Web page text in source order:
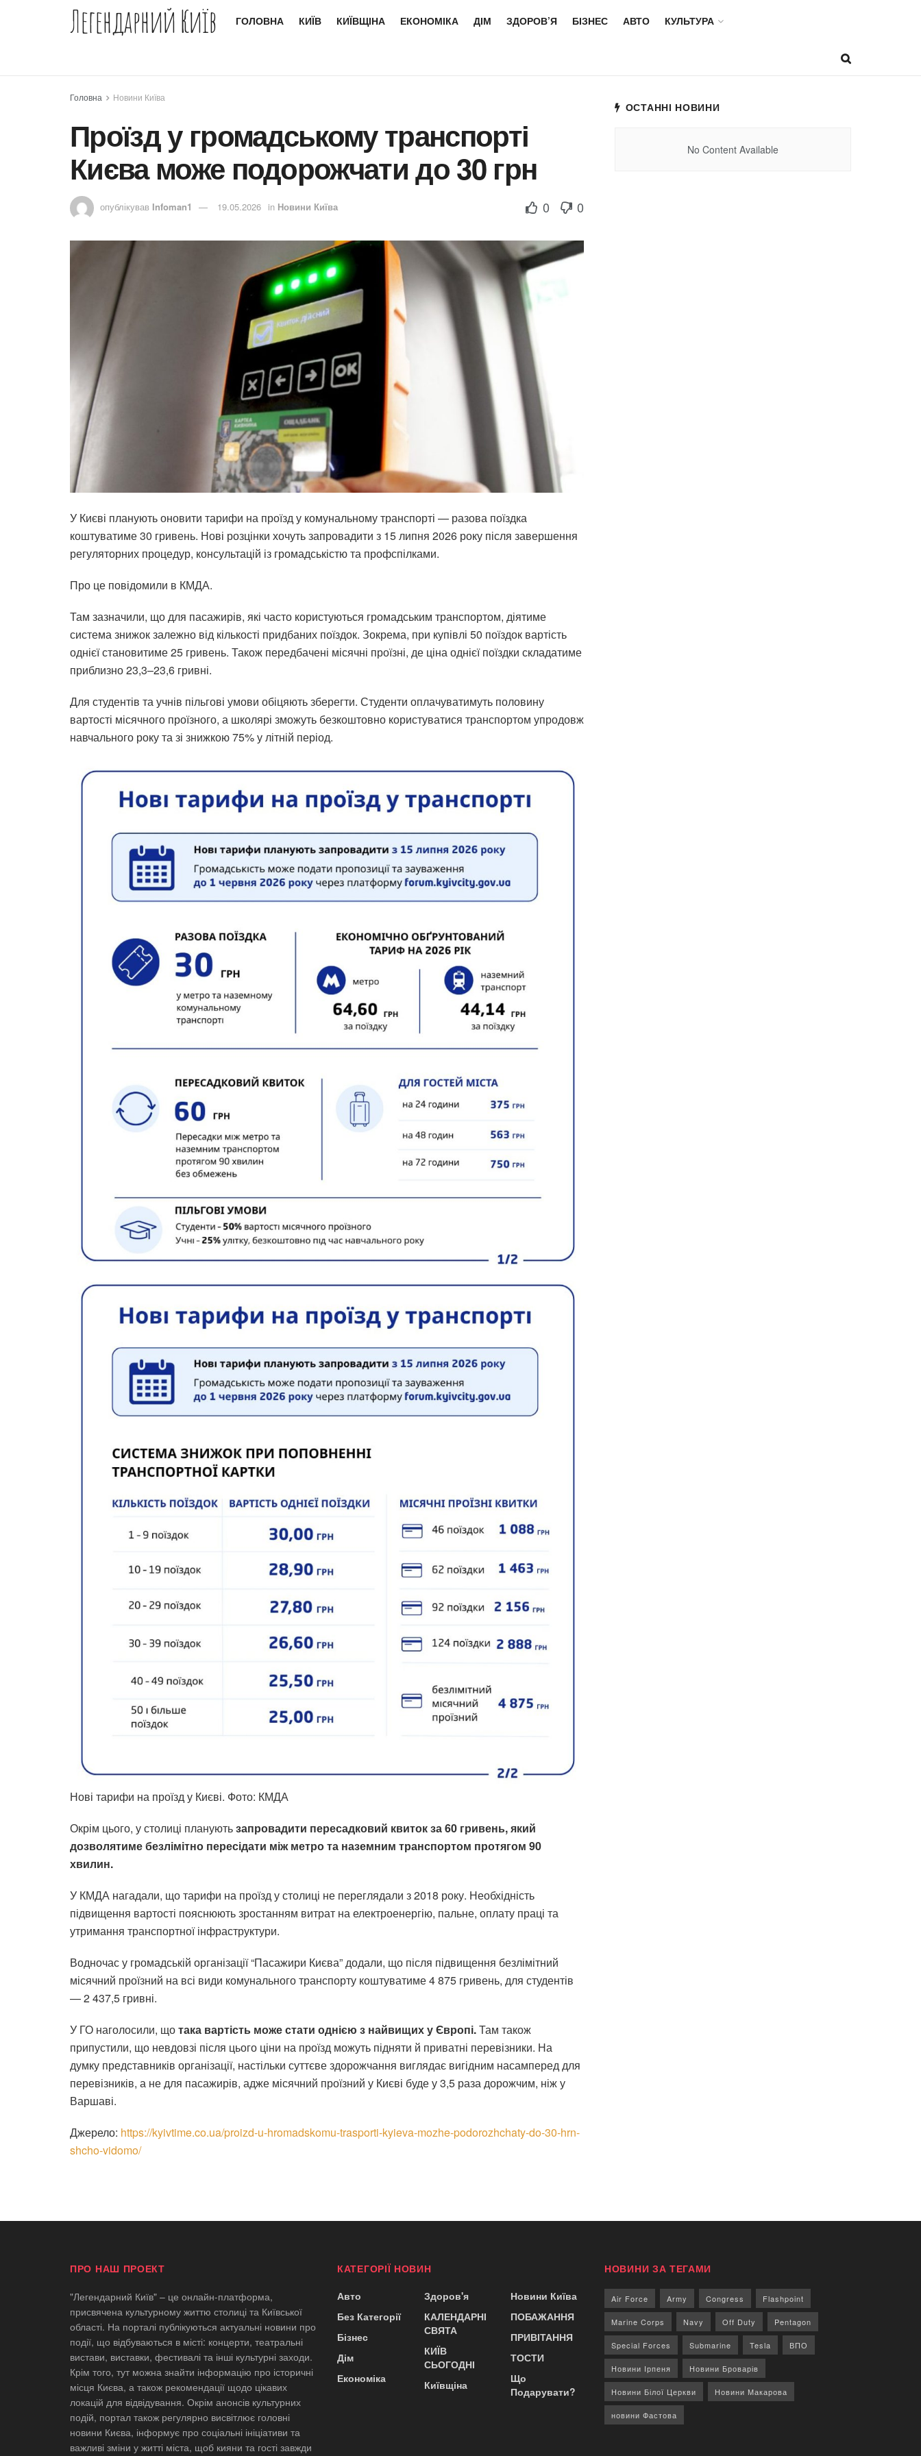
Легендарний Київ ГОЛОВНА КИЇВ КИЇВЩІНА ЕКОНОМІКА ДІМ ЗДОРОВ’Я БІЗНЕС АВТО КУЛЬТУРА
Головна Новини Київа
Проїзд у громадському транспорті
Києва може подорожчати до 30 грн
опублікував Infoman1 19.05.2026 in Новини Київа 0 0
У Києві планують оновити тарифи на проїзд у комунальному транспорті — разова поїздка
коштуватиме 30 гривень. Нові розцінки хочуть запровадити з 15 липня 2026 року після завершення
регуляторних процедур, консультацій із громадськістю та профспілками.
Про це повідомили в КМДА.
Там зазначили, що для пасажирів, які часто користуються громадським транспортом, діятиме
система знижок залежно від кількості придбаних поїздок. Зокрема, при купівлі 50 поїздок вартість
однієї становитиме 25 гривень. Також передбачені місячні проїзні, де ціна однієї поїздки складатиме
приблизно 23,3–23,6 гривні.
Для студентів та учнів пільгові умови обіцяють зберегти. Студенти оплачуватимуть половину
вартості місячного проїзного, а школярі зможуть безкоштовно користуватися транспортом упродовж
навчального року та зі знижкою 75% у літній період.
Нові тарифи на проїзд у Києві. Фото: КМДА
Окрім цього, у столиці плануютьзапровадити пересадковий квиток за 60 гривень, який
дозволятиме безлімітно пересідати між метро та наземним транспортом протягом 90
хвилин.
У КМДА нагадали, що тарифи на проїзд у столиці не переглядали з 2018 року. Необхідність
підвищення вартості пояснюють зростанням витрат на електроенергію, пальне, оплату праці та
утримання транспортної інфраструктури.
Водночас у громадській організації “Пасажири Києва” додали, що після підвищення безлімітний
місячний проїзний на всі види комунального транспорту коштуватиме 4 875 гривень, для студентів
— 2 437,5 гривні.
У ГО наголосили, щотака вартість може стати однією з найвищих у Європі.Там також
припустили, що невдовзі після цього ціни на проїзд можуть підняти й приватні перевізники. На
думку представників організації, настільки суттєве здорожчання виглядає вигідним насамперед для
перевізників, а не для пасажирів, адже місячний проїзний у Києві буде у 3,5 раза дорожчим, ніж у
Варшаві.
Джерело: https://kyivtime.co.ua/proizd-u-hromadskomu-trasporti-kyieva-mozhe-podorozhchaty-do-30-hrn-
shcho-vidomo/
ОСТАННІ НОВИНИ
No Content Available
ПРО НАШ ПРОЕКТ
"Легендарний Київ" – це онлайн-платформа,
присвячена культурному життю столиці та Київської
області. На порталі публікуються актуальні новини про
події, що відбуваються в місті: концерти, театральні
вистави, виставки, фестивалі та інші культурні заходи.
Крім того, тут можна знайти інформацію про історичні
місця Києва, а також рекомендації щодо цікавих
локацій для відвідування. Окрім анонсів культурних
подій, портал також регулярно висвітлює головні
новини Києва, інформує про соціальні ініціативи та
важливі зміни у житті міста, щоб кияни та гості завжди
КАТЕГОРІЇ НОВИН
Авто
Без Категорії
Бізнес
Дім
Економіка
Здоров'я
КАЛЕНДАРНІ
СВЯТА
КИЇВ
СЬОГОДНІ
Київщіна
Новини Київа
ПОБАЖАННЯ
ПРИВІТАННЯ
ТОСТИ
Що
Подарувати?
НОВИНИ ЗА ТЕГАМИ
Air Force Army Congress Flashpoint
Marine Corps Navy Off Duty Pentagon
Special Forces Submarine Tesla ВПО
Новини Ірпеня Новини Броварів
Новини Білої Церкви Новини Макарова
новини Фастова